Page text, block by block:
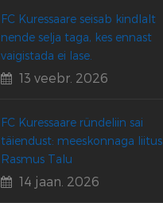
FC Kuressaare seisab kindlalt
nende selja taga, kes ennast
vaigistada ei lase.
13 veebr. 2026
FC Kuressaare ründeliin sai
täiendust: meeskonnaga liitus
Rasmus Talu
14 jaan. 2026